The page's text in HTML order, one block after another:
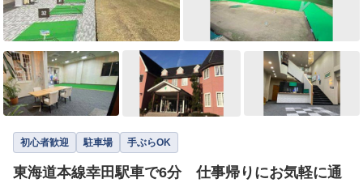
初心者歓迎 駐車場 手ぶらOK
東海道本線幸田駅車で6分 仕事帰りにお気軽に通